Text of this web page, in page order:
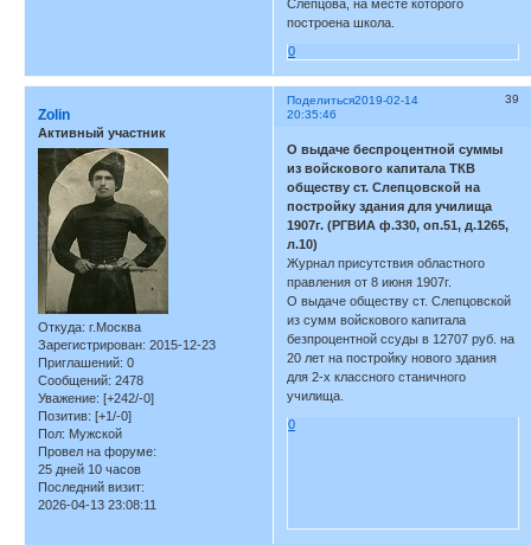
Слепцова, на месте которого
построена школа.
0
Поделиться 39
2019-02-14
20:35:46
Zolin
Активный участник
Откуда: г.Москва
Зарегистрирован: 2015-12-23
Приглашений: 0
Сообщений: 2478
Уважение: [+242/-0]
Позитив: [+1/-0]
Пол: Мужской
Провел на форуме:
25 дней 10 часов
Последний визит:
2026-04-13 23:08:11
О выдаче беспроцентной суммы
из войскового капитала ТКВ
обществу ст. Слепцовской на
постройку здания для училища
1907г. (РГВИА ф.330, оп.51, д.1265,
л.10)
Журнал присутствия областного
правления от 8 июня 1907г.
О выдаче обществу ст. Слепцовской
из сумм войскового капитала
безпроцентной ссуды в 12707 руб. на
20 лет на постройку нового здания
для 2-х классного станичного
училища.
0